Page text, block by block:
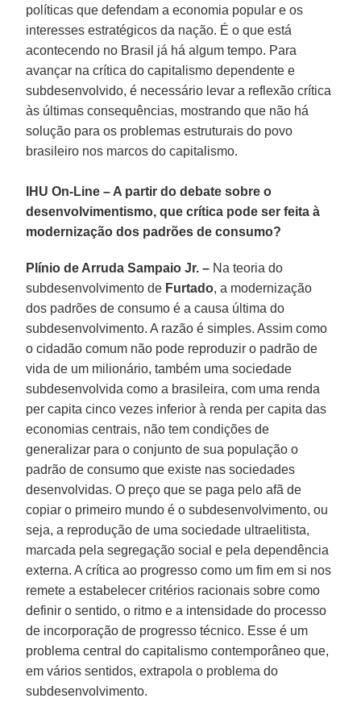
políticas que defendam a economia popular e os
interesses estratégicos da nação. É o que está
acontecendo no Brasil já há algum tempo. Para
avançar na crítica do capitalismo dependente e
subdesenvolvido, é necessário levar a reflexão crítica
às últimas consequências, mostrando que não há
solução para os problemas estruturais do povo
brasileiro nos marcos do capitalismo.
IHU On-Line – A partir do debate sobre o
desenvolvimentismo, que crítica pode ser feita à
modernização dos padrões de consumo?
Plínio de Arruda Sampaio Jr. – Na teoria do
subdesenvolvimento de Furtado, a modernização
dos padrões de consumo é a causa última do
subdesenvolvimento. A razão é simples. Assim como
o cidadão comum não pode reproduzir o padrão de
vida de um milionário, também uma sociedade
subdesenvolvida como a brasileira, com uma renda
per capita cinco vezes inferior à renda per capita das
economias centrais, não tem condições de
generalizar para o conjunto de sua população o
padrão de consumo que existe nas sociedades
desenvolvidas. O preço que se paga pelo afã de
copiar o primeiro mundo é o subdesenvolvimento, ou
seja, a reprodução de uma sociedade ultraelitista,
marcada pela segregação social e pela dependência
externa. A crítica ao progresso como um fim em si nos
remete a estabelecer critérios racionais sobre como
definir o sentido, o ritmo e a intensidade do processo
de incorporação de progresso técnico. Esse é um
problema central do capitalismo contemporâneo que,
em vários sentidos, extrapola o problema do
subdesenvolvimento.